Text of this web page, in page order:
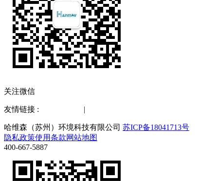
关注微信
友情链接 :
哈维森（苏州）环境科技有限公司 苏ICP备18041713号
隐私政策使用条款网站地图
400-667-5887